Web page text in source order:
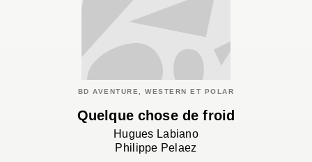
BD AVENTURE, WESTERN ET POLAR
Quelque chose de froid
Hugues Labiano
Philippe Pelaez